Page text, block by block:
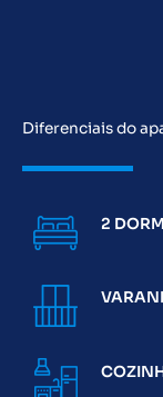
Diferenciais do
2